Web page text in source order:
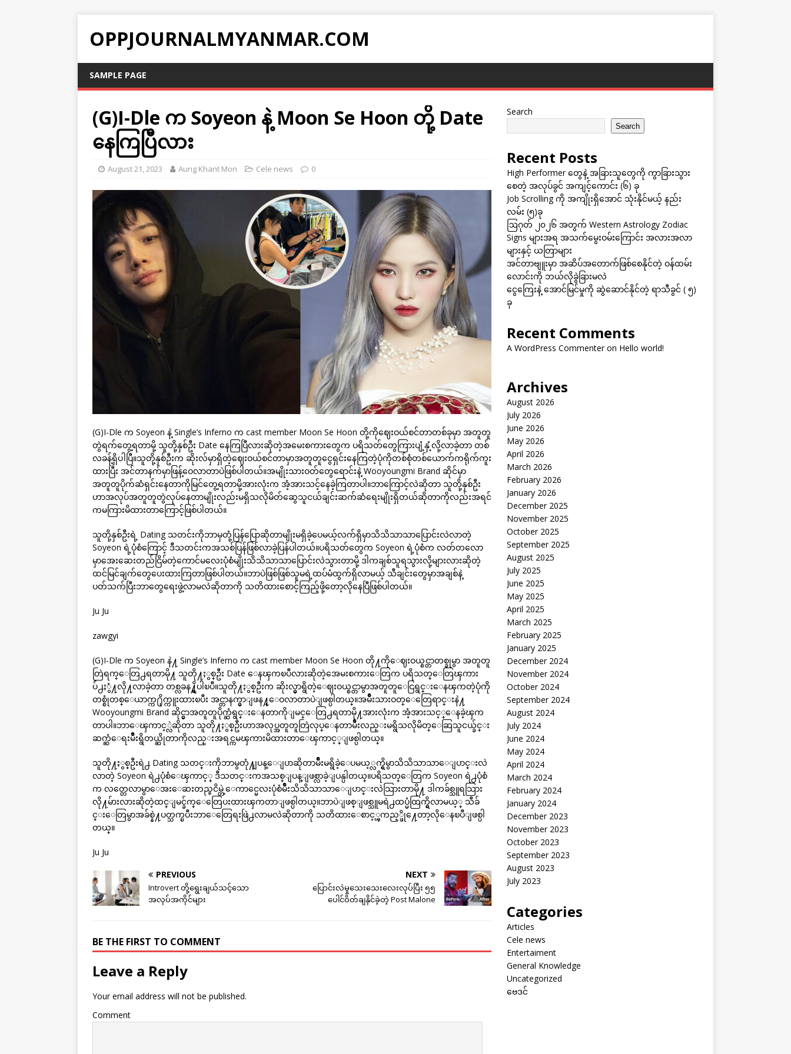
OPPJOURNALMYANMAR.COM
SAMPLE PAGE
(G)I-Dle က Soyeon နဲ့ Moon Se Hoon တို့ Date
နေကြပြီလား
August 21, 2023 Aung Khant Mon Cele news 0
(G)I-Dle က Soyeon နဲ့ Single’s Inferno က cast member Moon Se Hoon တို့ကိုဈေးဝယ်စင်တာတစ်ခုမှာ အတူတူ
တွဲရက်တွေ့ရတာမို့ သူတို့နှစ်ဦး Date နေကြပြီလားဆိုတဲ့အမေးစကားတွေက ပရိသတ်တွေကြားပျံ့နှံ့လို့လာခဲ့တာ တစ်
လခန့်ရှိပါပြီ။သူတို့နှစ်ဦးက ဆိုးလ်မှာရှိတဲ့ဈေးဝယ်စင်တာမှာအတူတူငွေရှင်းနေကြတဲ့ပုံကိုတစ်စုံတစ်ယောက်ကရိုက်ကူး
ထားပြီး အင်တာနက်မှာဖြန့်ဝေလာတာပဲဖြစ်ပါတယ်။အမျိုးသားဝတ်တွေရောင်းနဲ့ Wooyoungmi Brand ဆိုင်မှာ
အတူတူပိုက်ဆံရှင်းနေတာကိုမြင်တွေ့ရတာမို့အားလုံးက အံ့အားသင့်နေခဲ့ကြတာပါ။ဘာကြောင့်လဲဆိုတာ သူတို့နှစ်ဦး
ဟာအလုပ်အတူတူတွဲလုပ်နေတာမျိုးလည်းမရှိသလိုမိတ်ဆွေသူငယ်ချင်းဆက်ဆံရေးမျိုးရှိတယ်ဆိုတာကိုလည်းအရင်
ကမကြားမိထားတာကြောင့်ဖြစ်ပါတယ်။
သူတို့နှစ်ဦးရဲ့ Dating သတင်းကိုဘာမှတုံ့ပြန်ပြောဆိုတာမျိုးမရှိခဲ့ပေမယ့်လက်ရှိမှာသိသိသာသာပြောင်းလဲလာတဲ့
Soyeon ရဲ့ပုံစံကြောင့် ဒီသတင်းကအသစ်ပြန်ဖြစ်လာခဲ့ပြန်ပါတယ်။ပရိသတ်တွေက Soyeon ရဲ့ပုံစံက လတ်တလော
မှာအေးဆေးတည်ငြိမ်တဲ့ကောင်မလေးပုံစံမျိုးသိသိသာသာပြောင်းလဲသွားတာမို့ ဒါကချစ်သူရသွားလို့များလားဆိုတဲ့
ထင်မြင်ချက်တွေပေးထားကြတာဖြစ်ပါတယ်။ဘာပဲဖြစ်ဖြစ်သူမရဲ့ထပ်မံထွက်ရှိလာမယ့် သီချင်းတွေမှာအချစ်နဲ့
ပတ်သက်ပြီးဘာတွေရေးဖွဲ့လာမလဲဆိုတာကို သတိထားစောင့်ကြည့်ဖို့တော့လိုနေပြီဖြစ်ပါတယ်။
Ju Ju
zawgyi
(G)I-Dle က Soyeon နဲ႔ Single’s Inferno က cast member Moon Se Hoon တို႔ကိုေဈးဝယ္စင္တာတစ္ခုမွာ အတူတူ
တြဲရက္ေတြ႕ရတာမို႔ သူတို႔ႏွစ္ဦး Date ေနၾကၿပီလားဆိုတဲ့အေမးစကားေတြက ပရိသတ္ေတြၾကား
ပ်ံ႕ႏွံ႔လို႔လာခဲ့တာ တစ္လခန႔္ရွိပါၿပီ။သူတို႔ႏွစ္ဦးက ဆိုးလ္မွာရွိတဲ့ေဈးဝယ္စင္တာမွာအတူတူေငြရွင္းေနၾကတဲ့ပုံကို
တစ္စုံတစ္ေယာက္က႐ိုက္ကူးထားၿပီး အင္တာနက္မွာျဖန႔္ေဝလာတာပဲျဖစ္ပါတယ္။အမ်ိဳးသားဝတ္ေတြေရာင္းနဲ႔
Wooyoungmi Brand ဆိုင္မွာအတူတူပိုက္ဆံရွင္းေနတာကိုျမင္ေတြ႕ရတာမို႔အားလုံးက အံ့အားသင့္ေနခဲ့ၾက
တာပါ။ဘာေၾကာင့္လဲဆိုတာ သူတို႔ႏွစ္ဦးဟာအလုပ္အတူတူတြဲလုပ္ေနတာမ်ိဳးလည္းမရွိသလိုမိတ္ေဆြသူငယ္ခ်င္း
ဆက္ဆံေရးမ်ိဳးရွိတယ္ဆိုတာကိုလည္းအရင္ကမၾကားမိထားတာေၾကာင့္ျဖစ္ပါတယ္။
သူတို႔ႏွစ္ဦးရဲ႕ Dating သတင္းကိုဘာမွတုံ႔ျပန္ေျပာဆိုတာမ်ိဳးမရွိခဲ့ေပမယ့္လက္ရွိမွာသိသိသာသာေျပာင္းလဲ
လာတဲ့ Soyeon ရဲ႕ပုံစံေၾကာင့္ ဒီသတင္းကအသစ္ျပန္ျဖစ္လာခဲ့ျပန္ပါတယ္။ပရိသတ္ေတြက Soyeon ရဲ႕ပုံစံ
က လတ္တေလာမွာေအးေဆးတည္ၿငိမ္တဲ့ေကာင္မေလးပုံစံမ်ိဳးသိသိသာသာေျပာင္းလဲသြားတာမို႔ ဒါကခ်စ္သူရသြား
လို႔မ်ားလားဆိုတဲ့ထင္ျမင္ခ်က္ေတြေပးထားၾကတာျဖစ္ပါတယ္။ဘာပဲျဖစ္ျဖစ္သူမရဲ႕ထပ္မံထြက္ရွိလာမယ့္ သီခ်
င္းေတြမွာအခ်စ္နဲ႔ပတ္သက္ၿပီးဘာေတြေရးဖြဲ႕လာမလဲဆိုတာကို သတိထားေစာင့္ၾကည့္ဖို႔ေတာ့လိုေနၿပီျဖစ္ပါ
တယ္။
Ju Ju
PREVIOUS
Introvert တို့ရွေးချယ်သင့်သော
အလုပ်အကိုင်များ
NEXT
ပြောင်းလဲမှုသေးသေးလေးလုပ်ပြီး ၅၅
ပေါင်ဝိတ်ချနိုင်ခဲ့တဲ့ Post Malone
BE THE FIRST TO COMMENT
Leave a Reply
Your email address will not be published.
Comment
Search
Search
Recent Posts
High Performer တွေနဲ့ အခြားသူတွေကို ကွာခြားသွား
စေတဲ့ အလုပ်ခွင် အကျင့်ကောင်း (၆) ခု
Job Scrolling ကို အကျိုးရှိအောင် သုံးနိုင်မယ့် နည်း
လမ်း (၅)ခု
ဩဂုတ် ၂၀၂၆ အတွက် Western Astrology Zodiac
Signs များအရ အသက်မွေးဝမ်းကြောင်း အလားအလာ
များနှင့် ယတြာများ
အင်တာဗျူးမှာ အဆိပ်အတောက်ဖြစ်စေနိုင်တဲ့ ဝန်ထမ်း
လောင်းကို ဘယ်လိုခွဲခြားမလဲ
ငွေကြေးနဲ့ အောင်မြင်မှုကို ဆွဲဆောင်နိုင်တဲ့ ရာသီခွင် ( ၅)
ခု
Recent Comments
A WordPress Commenteron Hello world!
Archives
August 2026
July 2026
June 2026
May 2026
April 2026
March 2026
February 2026
January 2026
December 2025
November 2025
October 2025
September 2025
August 2025
July 2025
June 2025
May 2025
April 2025
March 2025
February 2025
January 2025
December 2024
November 2024
October 2024
September 2024
August 2024
July 2024
June 2024
May 2024
April 2024
March 2024
February 2024
January 2024
December 2023
November 2023
October 2023
September 2023
August 2023
July 2023
Categories
Articles
Cele news
Entertaiment
General Knowledge
Uncategorized
ဗေဒင်